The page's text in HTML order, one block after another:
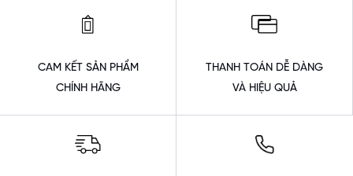
CAM KẾT SẢN PHẨM
CHÍNH HÃNG
THANH TOÁN DỄ DÀNG
VÀ HIỆU QUẢ